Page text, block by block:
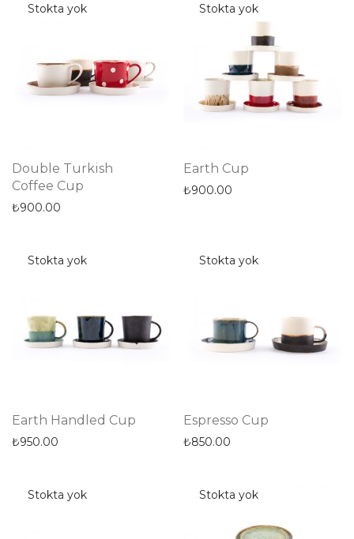
Double Turkish
Coffee Cup
₺900.00
Earth Cup
₺900.00
Earth Handled Cup
₺950.00
Espresso Cup
₺850.00